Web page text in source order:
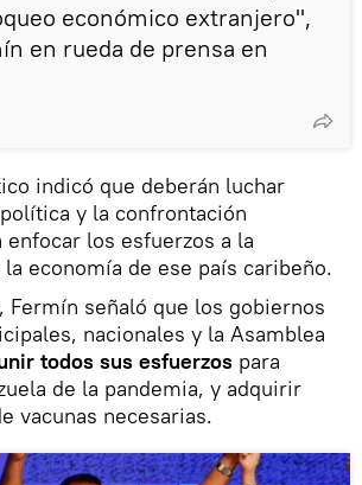
económico extranjero",
en rueda de prensa en
indicó que deberán luchar
y la confrontación
los esfuerzos a la
economía de ese país caribeño.
Fermín señaló que los gobiernos
nacionales y la Asamblea
todos sus esfuerzos para
de la pandemia, y adquirir
vacunas necesarias.